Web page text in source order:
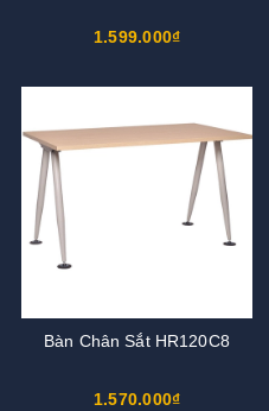
1.599.000₫
Bàn Chân Sắt HR120C8
1.570.000₫